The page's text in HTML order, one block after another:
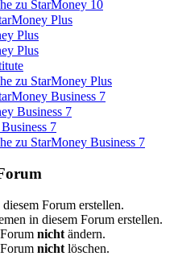
zu StarMoney 10
Plus
Plus
Plus
zu StarMoney Plus
Business 7
Business 7
7
zu StarMoney Business 7
Forum erstellen.
in diesem Forum erstellen.
nicht ändern.
nicht löschen.